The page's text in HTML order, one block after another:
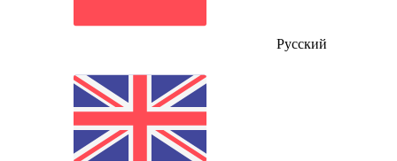
Русский